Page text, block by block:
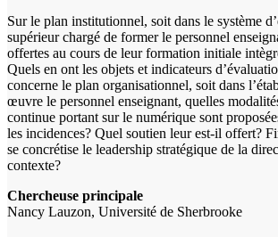
Sur le plan institutionnel, soit dans le système
supérieur chargé de former le personnel
offertes au cours de leur formation initiale
Quels en ont les objets et indicateurs
concerne le plan organisationnel, soit dans
œuvre le personnel enseignant, quelles
continue portant sur le numérique sont
les incidences? Quel soutien leur est-il offert?
se concrétise le leadership stratégique de la
contexte?
Chercheuse principale
Nancy Lauzon, Université de Sherbrooke